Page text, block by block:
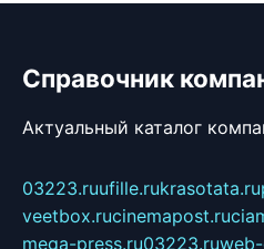
Справочник
Актуальный каталог
03223.ruufille.rukrasotata.ru
veetbox.rucinemapost.ru
mega-press.ru03223.ru